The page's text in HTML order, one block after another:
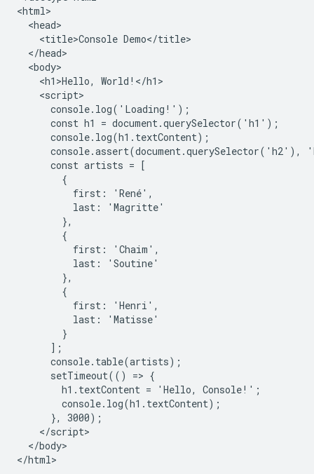
<html>
<head>
<title>Console Demo</title>
</head>
<body>
<h1>Hello, World!</h1>
<script>
console.log('Loading!');
const h1 = document.querySelector('h1');
console.log(h1.textContent);
console.assert(document.querySelector('h2'),
const artists = [
{
first: 'René',
last: 'Magritte'
},
{
first: 'Chaim',
last: 'Soutine'
},
{
first: 'Henri',
last: 'Matisse'
}
];
console.table(artists);
setTimeout(() => {
h1.textContent = 'Hello, Console!';
console.log(h1.textContent);
}, 3000);
</script>
</body>